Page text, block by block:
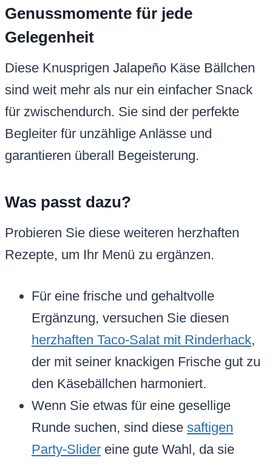
Genussmomente für jede
Gelegenheit
Diese Knusprigen Jalapeño Käse Bällchen
sind weit mehr als nur ein einfacher Snack
für zwischendurch. Sie sind der perfekte
Begleiter für unzählige Anlässe und
garantieren überall Begeisterung.
Was passt dazu?
Probieren Sie diese weiteren herzhaften
Rezepte, um Ihr Menü zu ergänzen.
Für eine frische und gehaltvolle
Ergänzung, versuchen Sie diesen
herzhaften Taco-Salat mit Rinderhack,
der mit seiner knackigen Frische gut zu
den Käsebällchen harmoniert.
Wenn Sie etwas für eine gesellige
Runde suchen, sind diese saftigen
Party-Slider eine gute Wahl, da sie